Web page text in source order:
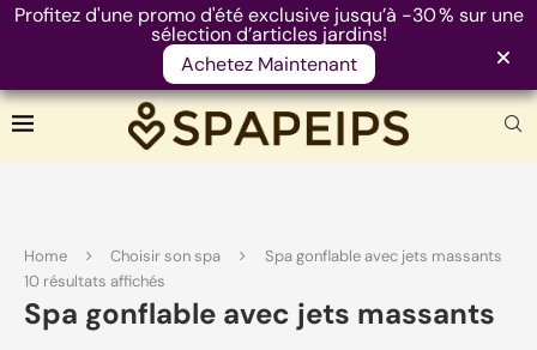
Profitez d'une promo d'été exclusive jusqu’à -30 % sur une
sélection d’articles jardins!
Achetez Maintenant
FILTRE PRODUITS
Home Choisir son spa
Spa gonflable avec jets massants
10 résultats affichés
Spa gonflable avec jets massants